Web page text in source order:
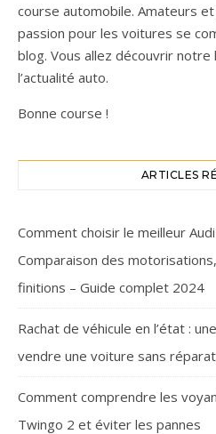
course automobile. Amateurs
passion pour les voitures se
blog. Vous allez découvrir
l’actualité auto.
Bonne course !
ARTICLES
Comment choisir le meilleur
Comparaison des
finitions – Guide complet 2024
Rachat de véhicule en l’état :
vendre une voiture sans
Comment comprendre les
Twingo 2 et éviter les pannes